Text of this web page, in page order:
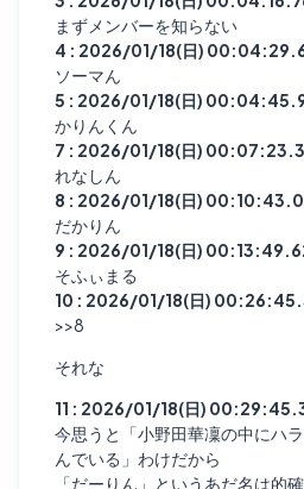
まずメンバーを知らない
4 : 2026/01/18(日)
ソーマん
5 : 2026/01/18(日)
かりんくん
7 : 2026/01/18(日)
れなしん
8 : 2026/01/18(日)
だかりん
9 : 2026/01/18(日)
そふぃまる
10 : 2026/01/18(日)
>>8
それな
11 : 2026/01/18(日)
今思うと「小野田華凜の中にハ
んでいる」わけだから
「だーりん」というあだ名は的